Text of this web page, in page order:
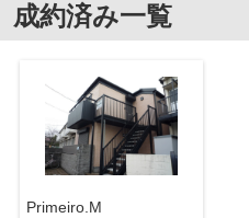
成約済み一覧
Primeiro.M